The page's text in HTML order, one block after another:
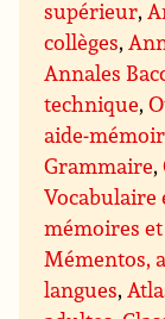
supérieur,
collèges,
Annales
technique,
aide-
Grammaire,
Vocabulaire
mémoires
Mémentos,
langues,